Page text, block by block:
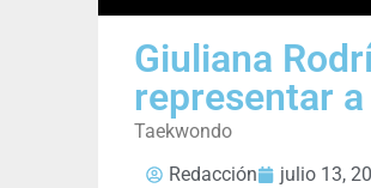
Giuliana
representar
Taekwondo
Redacción
julio 13,